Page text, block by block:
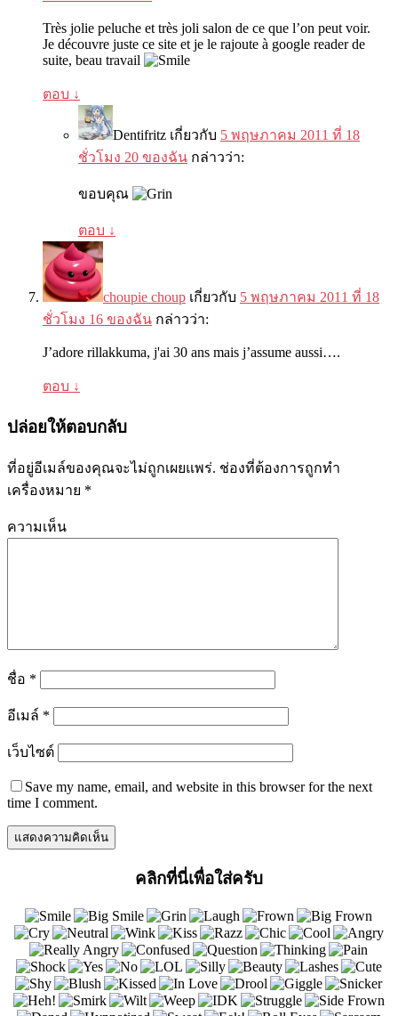
Très jolie peluche et très joli salon de ce que l’on peut voir.
Je découvre juste ce site et je le rajoute à google reader de
suite, beau travail
ตอบ ↓
Dentifritz เกี่ยวกับ 5 พฤษภาคม 2011 ที่ 18
ชั่วโมง 20 ของฉัน กล่าวว่า:
ขอบคุณ
ตอบ ↓
choupie choup เกี่ยวกับ 5 พฤษภาคม 2011 ที่ 18
ชั่วโมง 16 ของฉัน กล่าวว่า:
J’adore rillakkuma, j'ai 30 ans mais j’assume aussi….
ตอบ ↓
ปล่อยให้ตอบกลับ
ที่อยู่อีเมล์ของคุณจะไม่ถูกเผยแพร่. ช่องที่ต้องการถูกทำ
เครื่องหมาย *
ความเห็น
ชื่อ *
อีเมล์ *
เว็บไซต์
Save my name, email, and website in this browser for the next
time I comment.
คลิกที่นี่เพื่อใส่ครับ